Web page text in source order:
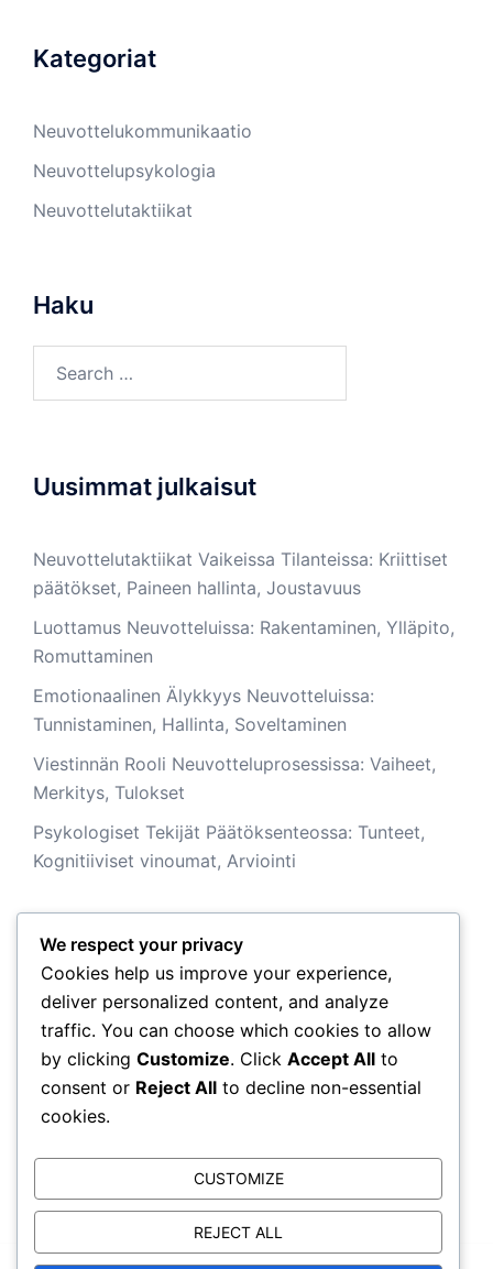
Kategoriat
Neuvottelukommunikaatio
Neuvottelupsykologia
Neuvottelutaktiikat
Haku
Uusimmat julkaisut
Neuvottelutaktiikat Vaikeissa Tilanteissa: Kriittiset
päätökset, Paineen hallinta, Joustavuus
Luottamus Neuvotteluissa: Rakentaminen, Ylläpito,
Romuttaminen
Emotionaalinen Älykkyys Neuvotteluissa:
Tunnistaminen, Hallinta, Soveltaminen
Viestinnän Rooli Neuvotteluprosessissa: Vaiheet,
Merkitys, Tulokset
Psykologiset Tekijät Päätöksenteossa: Tunteet,
Kognitiiviset vinoumat, Arviointi
Arkisto
February 2026
January 2026
We respect your privacy
Cookies help us improve your experience,
deliver personalized content, and analyze
traffic. You can choose which cookies to allow
by clicking Customize. Click Accept All to
consent or Reject All to decline non-essential
cookies.
CUSTOMIZE
REJECT ALL